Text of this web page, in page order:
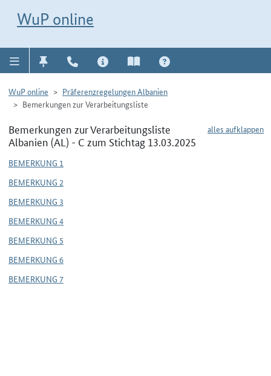
WuP online
WuP online
Präferenzregelungen Albanien
Bemerkungen zur Verarbeitungsliste
alles aufklappen
Bemerkungen zur Verarbeitungsliste
Albanien (AL) - C zum Stichtag 13.03.2025
BEMERKUNG 1
BEMERKUNG 2
BEMERKUNG 3
BEMERKUNG 4
BEMERKUNG 5
BEMERKUNG 6
BEMERKUNG 7